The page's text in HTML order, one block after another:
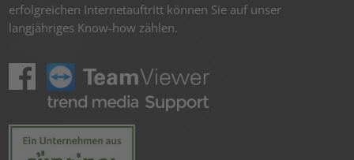
erfolgreichen Internetauftritt können Sie auf unser
langjähriges Know-how zählen.